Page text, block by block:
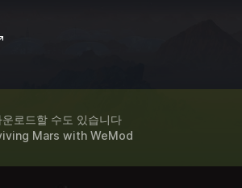
로드할 수도 있습니다
Mars with WeMod